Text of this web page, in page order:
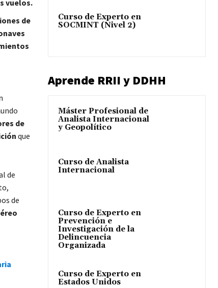
vuelos.
de
de
que
de
de
Curso de Experto en
SOCMINT (Nivel 2)
Aprende RRII y DDHH
Máster Profesional de
Analista Internacional
y Geopolítico
Curso de Analista
Internacional
Curso de Experto en
Prevención e
Investigación de la
Delincuencia
Organizada
Curso de Experto en
Estados Unidos